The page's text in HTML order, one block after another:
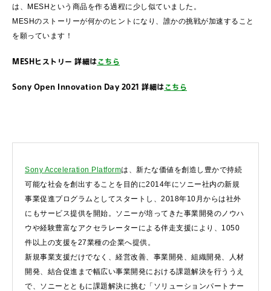
は、MESHという商品を作る過程に少し似ていました。
MESHのストーリーが何かのヒントになり、誰かの挑戦が加速すること
を願っています！
MESHヒストリー 詳細はこちら
Sony Open Innovation Day 2021 詳細はこちら
Sony Acceleration Platformは、新たな価値を創造し豊かで持続
可能な社会を創出することを目的に2014年にソニー社内の新規
事業促進プログラムとしてスタートし、2018年10月からは社外
にもサービス提供を開始。ソニーが培ってきた事業開発のノウハ
ウや経験豊富なアクセラレーターによる伴走支援により、1050
件以上の支援を27業種の企業へ提供。
新規事業支援だけでなく、経営改善、事業開発、組織開発、人材
開発、結合促進まで幅広い事業開発における課題解決を行ううえ
で、ソニーとともに課題解決に挑む「ソリューションパートナー